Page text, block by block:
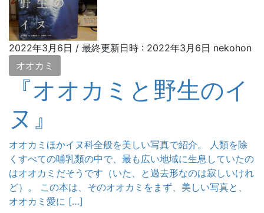
2022年3月6日 / 最終更新日時 : 2022年3月6日 nekohon
オオカミ
『オオカミと野生のイ
ヌ』
オオカミほかイヌ科全般を美しい写真で紹介。 人類を除
くすべての哺乳類の中で、最も広い地域に生息していたの
はオオカミだそうです（いた、と過去形なのは寂しいけれ
ど）。 この本は、そのオオカミをまず、美しい写真と、
オオカミ愛に […]